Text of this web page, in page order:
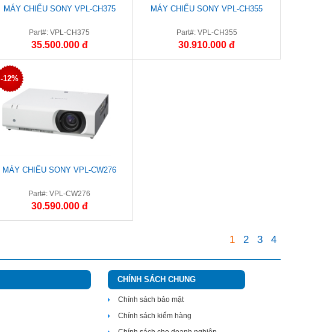
MÁY CHIẾU SONY VPL-CH375
Part#: VPL-CH375
35.500.000 đ
MÁY CHIẾU SONY VPL-CH355
Part#: VPL-CH355
30.910.000 đ
-12%
MÁY CHIẾU SONY VPL-CW276
Part#: VPL-CW276
30.590.000 đ
1 2 3 4
CHÍNH SÁCH CHUNG
Chính sách bảo mật
Chính sách kiểm hàng